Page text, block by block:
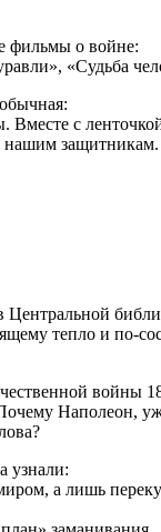
фильмы о войне:
«Судьба
с
нашим защитникам.
Центральной
тепло и по-
войны
Наполеон,
узнали:
а лишь